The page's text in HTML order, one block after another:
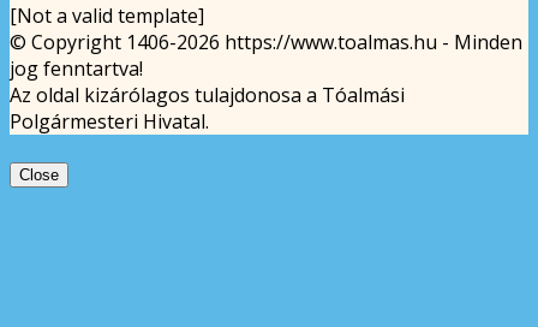
[Not a valid template]
© Copyright 1406-2026 https://www.toalmas.hu - Minden
jog fenntartva!
Az oldal kizárólagos tulajdonosa a Tóalmási
Polgármesteri Hivatal.
Close